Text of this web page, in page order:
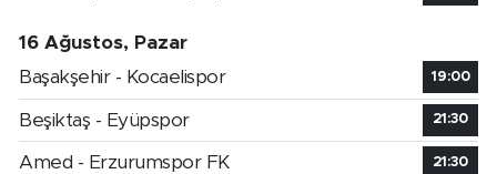
16 Ağustos, Pazar
Başakşehir - Kocaelispor
19:00
Beşiktaş - Eyüpspor 21:30
Amed - Erzurumspor FK 21:30